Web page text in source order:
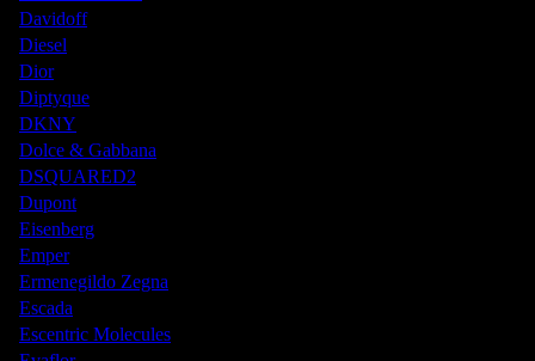
Davidoff
Diesel
Dior
Diptyque
DKNY
Dolce & Gabbana
DSQUARED2
Dupont
Eisenberg
Emper
Ermenegildo Zegna
Escada
Escentric Molecules